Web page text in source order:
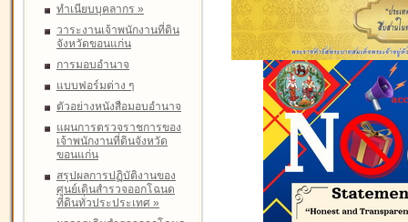
ทำเนียบบุคลากร »
วาระงานเจ้าพนักงานที่ดิน
จังหวัดขอนแก่น
การมอบอำนาจ
แบบฟอร์มต่าง ๆ
ตัวอย่างหนังสือมอบอำนาจ
แผนการตรวจราชการของ
เจ้าพนักงานที่ดินจังหวัด
ขอนแก่น
สรุปผลการปฏิบัติงานของ
ศูนย์เดินสำรวจออกโฉนด
ที่ดินทั่วประประเทศ »